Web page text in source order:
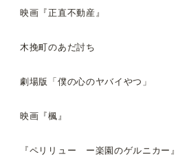
映画『正直不動産』
木挽町のあだ討ち
劇場版「僕の心のヤバイやつ」
映画『楓』
『ペリリュー ー楽園のゲルニカー』